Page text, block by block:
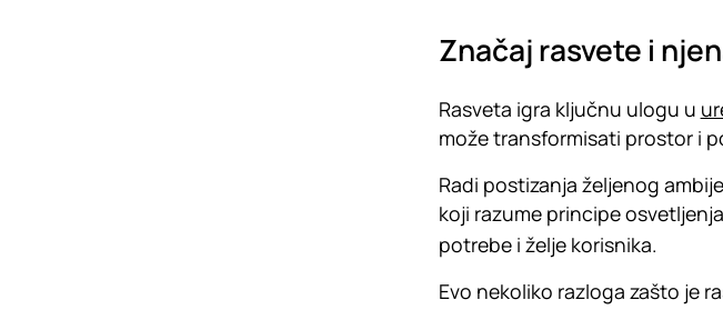
Značaj rasvete i
Rasveta igra ključnu ulogu u
može transformisati prostor i
Radi postizanja željenog
koji razume principe
potrebe i želje korisnika.
Evo nekoliko razloga zašto je